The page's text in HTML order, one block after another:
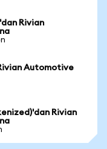
Rivian
Automotive
Rivian